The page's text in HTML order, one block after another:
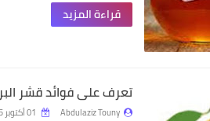
قراءة المزيد
تعرف على فوائد قشر
Abdulaziz Touny